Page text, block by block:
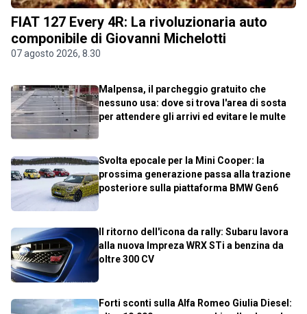
FIAT 127 Every 4R: La rivoluzionaria auto
componibile di Giovanni Michelotti
07 agosto 2026, 8.30
Malpensa, il parcheggio gratuito che
nessuno usa: dove si trova l'area di sosta
per attendere gli arrivi ed evitare le multe
Svolta epocale per la Mini Cooper: la
prossima generazione passa alla trazione
posteriore sulla piattaforma BMW Gen6
Il ritorno dell'icona da rally: Subaru lavora
alla nuova Impreza WRX STi a benzina da
oltre 300 CV
Forti sconti sulla Alfa Romeo Giulia Diesel: